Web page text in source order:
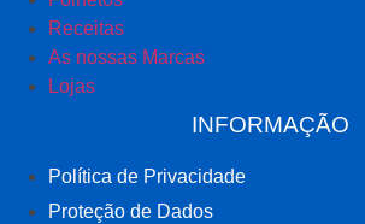
Receitas
As nossas Marcas
Lojas
INFORMAÇÃO
Política de Privacidade
Proteção de Dados